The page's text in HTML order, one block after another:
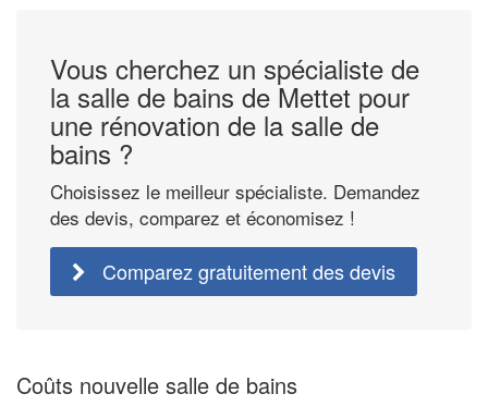
Vous cherchez un spécialiste de
la salle de bains de Mettet pour
une rénovation de la salle de
bains ?
Choisissez le meilleur spécialiste. Demandez
des devis, comparez et économisez !
Comparez gratuitement des devis
Coûts nouvelle salle de bains